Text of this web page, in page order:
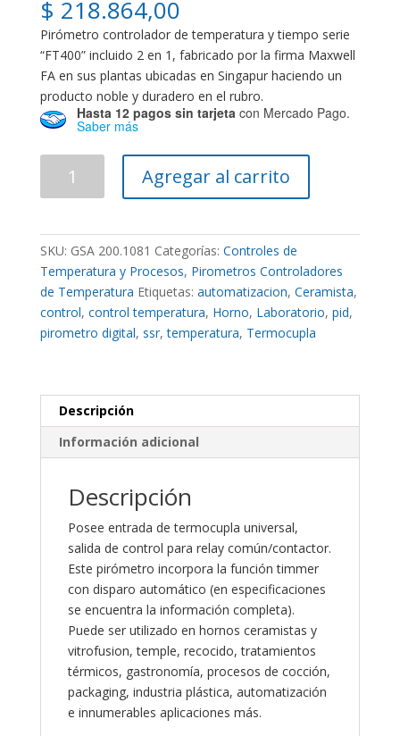
$ 218.864,00
Pirómetro controlador de temperatura y tiempo serie
“FT400” incluido 2 en 1, fabricado por la firma Maxwell
FA en sus plantas ubicadas en Singapur haciendo un
producto noble y duradero en el rubro.
Hasta 12 pagos sin tarjetacon Mercado Pago.
Saber más
Tiempo
C/
Apagado
Auto
Maxwell
Universal
/
Salida
Control
Comun
Contactor
cantidad
Agregar al carrito
SKU: GSA 200.1081 Categorías: Controles de
Temperatura y Procesos, Pirometros Controladores
de Temperatura Etiquetas: automatizacion, Ceramista,
control, control temperatura, Horno, Laboratorio, pid,
pirometro digital, ssr,temperatura, Termocupla
Descripción
Información adicional
Descripción
Posee entrada de termocupla universal,
salida de control para relay común/contactor.
Este pirómetro incorpora la función timmer
con disparo automático (en especificaciones
se encuentra la información completa).
Puede ser utilizado en hornos ceramistas y
vitrofusion, temple, recocido, tratamientos
térmicos, gastronomía, procesos de cocción,
packaging, industria plástica, automatización
e innumerables aplicaciones más.